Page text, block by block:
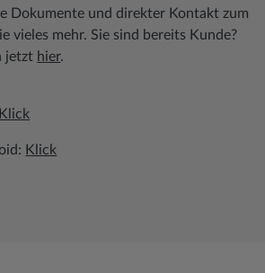
Dokumente und direkter Kontakt zum
vieles mehr. Sie sind bereits Kunde?
jetzt hier.
Klick